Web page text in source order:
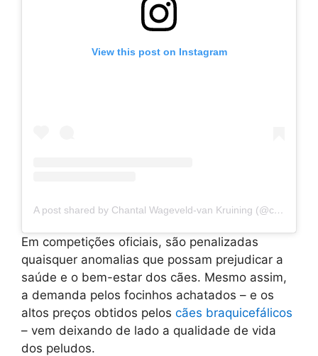
View this post on Instagram
A post shared by Chantal Wageveld-van Kruining (@chantalwageveldvankruining)
Em competições oficiais, são penalizadas
quaisquer anomalias que possam prejudicar a
saúde e o bem-estar dos cães. Mesmo assim,
a demanda pelos focinhos achatados – e os
altos preços obtidos pelos cães braquicefálicos
– vem deixando de lado a qualidade de vida
dos peludos.